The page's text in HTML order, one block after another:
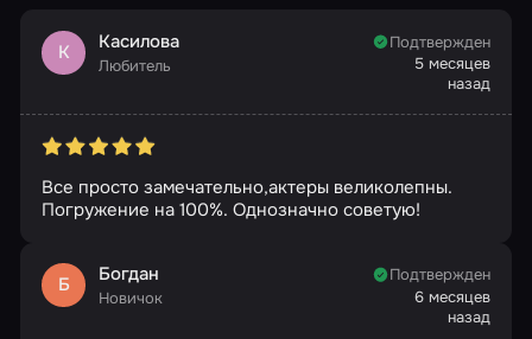
К Касилова
Любитель
Подтвержден
5 месяцев
назад
Все просто замечательно,актеры великолепны.
Погружение на 100%. Однозначно советую!
Б Богдан
Новичок
Подтвержден
6 месяцев
назад